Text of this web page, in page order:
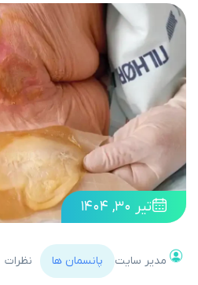
تیر ۳۰, ۱۴۰۴
مدیر سایت پانسمان ها نظرات